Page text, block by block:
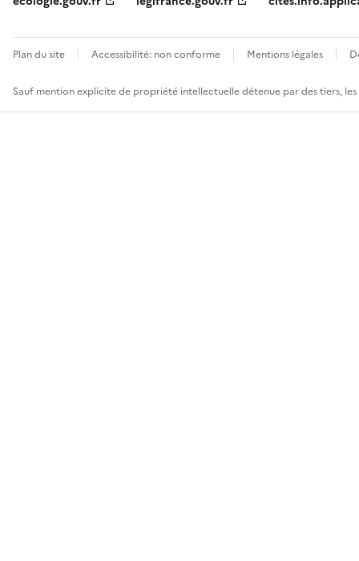
Plan du site Accessibilité: non conforme Mentions légales
Sauf mention explicite de propriété intellectuelle détenue par des tiers,